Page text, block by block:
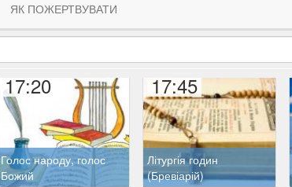
ЯК ПОЖЕРТВУВАТИ
17:20
Голос народу, голос
Божий
17:45
Літургія годин
(Бревіарій)